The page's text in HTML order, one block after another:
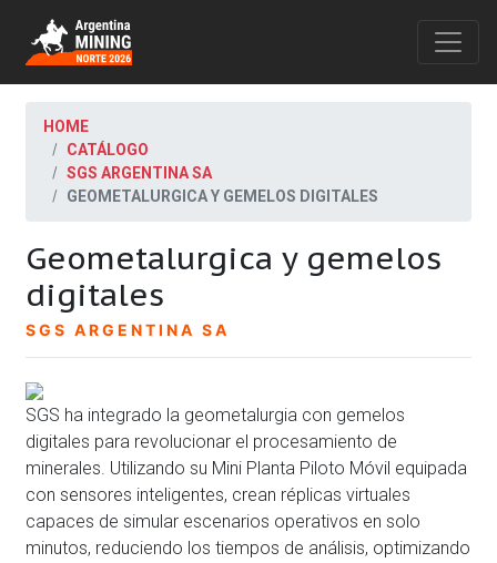
HOME
CATÁLOGO
SGS ARGENTINA SA
GEOMETALURGICA Y GEMELOS DIGITALES
Geometalurgica y gemelos
digitales
SGS ARGENTINA SA
SGS ha integrado la geometalurgia con gemelos
digitales para revolucionar el procesamiento de
minerales. Utilizando su Mini Planta Piloto Móvil equipada
con sensores inteligentes, crean réplicas virtuales
capaces de simular escenarios operativos en solo
minutos, reduciendo los tiempos de análisis, optimizando